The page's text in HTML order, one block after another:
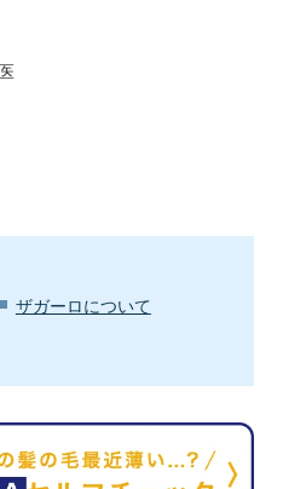
ザガーロについて